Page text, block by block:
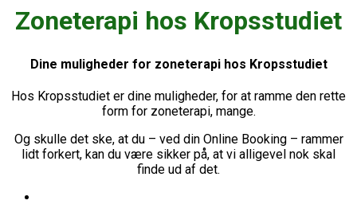
Zoneterapi hos Kropsstudiet
Dine muligheder for zoneterapi hos Kropsstudiet
Hos Kropsstudiet er dine muligheder, for at ramme den rette
form for zoneterapi, mange.
Og skulle det ske, at du – ved din Online Booking – rammer
lidt forkert, kan du være sikker på, at vi alligevel nok skal
finde ud af det.